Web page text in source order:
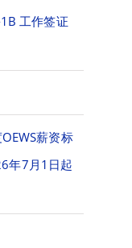
工作签证
薪资标
年7月1日起